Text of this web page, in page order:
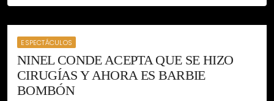
ESPECTÁCULOS
NINEL CONDE ACEPTA QUE SE HIZO
CIRUGÍAS Y AHORA ES BARBIE
BOMBÓN